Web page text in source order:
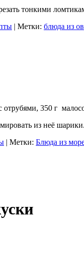
тонкими
| Метки: блюда из
отрубями, 350 г
из неё
| Метки: Блюда из